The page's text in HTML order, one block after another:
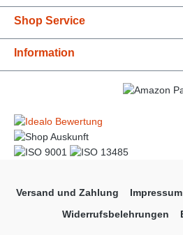
Shop Service
Information
Versand und Zahlung Impressum
Widerrufsbelehrungen